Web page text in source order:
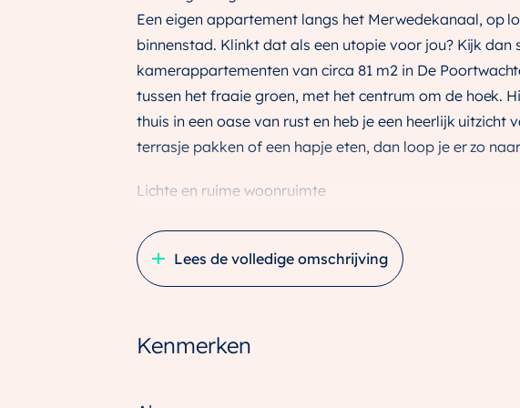
Een eigen appartement langs het Merwedekanaal, op
binnenstad. Klinkt dat als een utopie voor jou? Kijk dan
kamerappartementen van circa 81 m2 in De
tussen het fraaie groen, met het centrum om de hoek.
thuis in een oase van rust en heb je een heerlijk uitzicht
terrasje pakken of een hapje eten, dan loop je er zo
Lichte en ruime woonruimte
daglicht. In de open keuken tref je de voorbereidingen
Dankzij de slimme indeling voelt dit appartement
stap je zo het balkon op, waar je geniet van de frisse
plek voor de wasmachine en droger. De master
Lees de volledige omschrijving
Kenmerken